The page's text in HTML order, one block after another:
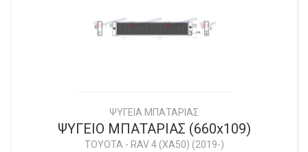
ΨΥΓΕΙΑ ΜΠΑΤΑΡΙΑΣ
ΨΥΓΕΙΟ ΜΠΑΤΑΡΙΑΣ (660x109)
TOYOTA - RAV 4 (XA50) (2019-)